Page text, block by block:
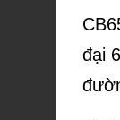
đại